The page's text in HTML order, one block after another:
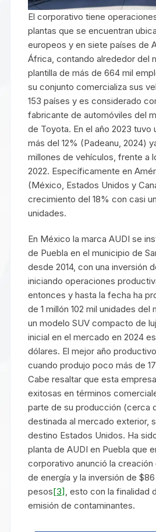
El corporativo tiene
plantas que se encuentran
europeos y en siete países de
África, contando alrededor del
plantilla de más de 664 mil
su conjunto comercializa sus
153 países y es considerado
fabricante de automóviles del
de Toyota. En el año 2023 tuvo
más del 12% (Padeanu, 2024)
millones de vehículos, frente a
2022. Específicamente en
(México, Estados Unidos y
crecimiento del 18% con casi
unidades.
En México la marca AUDI se
de Puebla en el municipio de
desde 2014, con una inversión
iniciando operaciones
entonces y hasta la fecha ha
de 1 millón 102 mil unidades del
un modelo SUV compacto de
inicial en el mercado en 2024
dólares. El mejor año
cuando produjo poco más de
Cabe resaltar que esta
exitosas en términos
parte de su producción (cerca
destinada al mercado exterior,
destino Estados Unidos. Ha
planta de AUDI en Puebla que
corporativo anunció la creación
de energía y la inversión de
pesos[3], esto con la finalidad
emisión de contaminantes.